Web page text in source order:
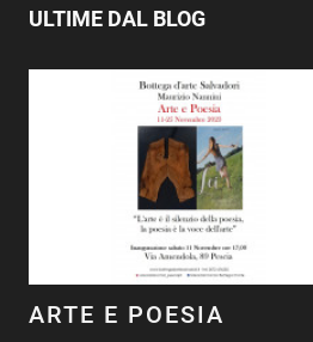
ULTIME DAL BLOG
ARTE E POESIA